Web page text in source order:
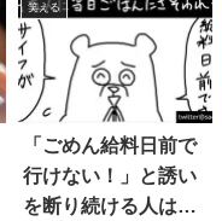
笑える
「ごめん給料日前で
行けない！」と誘い
を断り続ける人は、